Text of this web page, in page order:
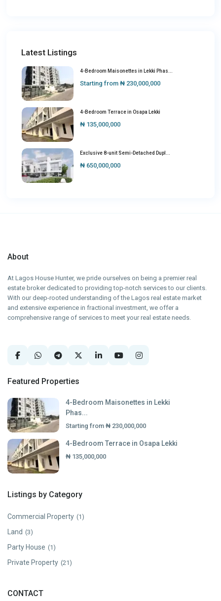
Latest Listings
4-Bedroom Maisonettes in Lekki Phas...
Starting from ₦ 230,000,000
4-Bedroom Terrace in Osapa Lekki
₦ 135,000,000
Exclusive 8-unit Semi-Detached Dupl...
₦ 650,000,000
About
At Lagos House Hunter, we pride ourselves on being a premier real
estate broker dedicated to providing top-notch services to our clients.
With our deep-rooted understanding of the Lagos real estate market
and extensive experience in fractional investment, we offer a
comprehensive range of services to meet your real estate needs.
Featured Properties
4-Bedroom Maisonettes in Lekki
Phas...
Starting from ₦ 230,000,000
4-Bedroom Terrace in Osapa Lekki
₦ 135,000,000
Listings by Category
Commercial Property (1)
Land (3)
Party House (1)
Private Property (21)
CONTACT